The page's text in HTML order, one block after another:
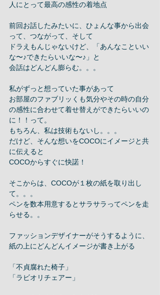
人にとって最高の感性の着地点
前回お話したみたいに、ひょんな事から出会
って、つながって、そして
ドラえもんじゃないけど、「あんなこといい
な〜♪できたらいいな〜♪」と
会話はどんどん膨らむ。。。
私がずっと想っていた事があって
お部屋のファブリッくも気分やその時の自分
の感性に合わせて着せ替えができたらいいの
に！！って。
もちろん、私は技術もないし。。。
だけど、そんな想いをCOCOにイメージと共
に伝えると
COCOからすぐに快諾！
そこからは、COCOが１枚の紙を取り出し
て。。。
ペンを数本用意するとサラサラってペンを走
らせる。。
ファッションデザイナーがそうするように、
紙の上にどんどんイメージが書き上がる
「不貞腐れた椅子」
「ラビオリチェアー」